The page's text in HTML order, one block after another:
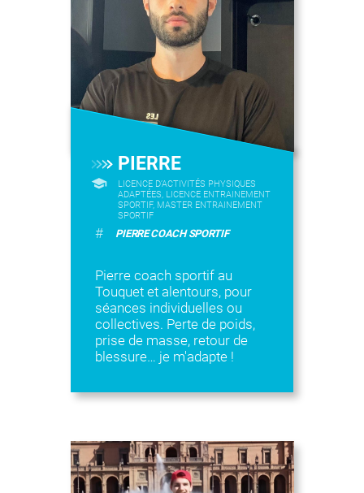
PIERRE
LICENCE D’ACTIVITÉS PHYSIQUES
ADAPTÉES, LICENCE ENTRAINEMENT
SPORTIF, MASTER ENTRAINEMENT
SPORTIF
# PIERRE COACH SPORTIF
Pierre coach sportif au
Touquet et alentours, pour
séances individuelles ou
collectives. Perte de poids,
prise de masse, retour de
blessure… je m'adapte !